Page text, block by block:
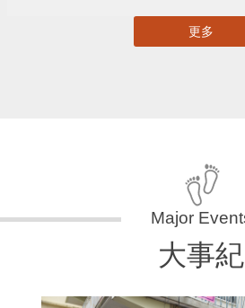
更多
大事紀